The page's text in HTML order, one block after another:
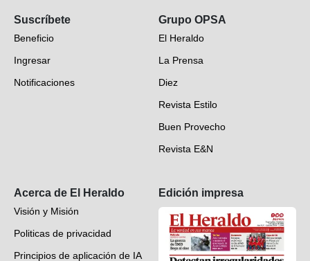
EH Verifica
Fotogalerías
Deportes
Videos
Suscríbete
Beneficio
Ingresar
Notificaciones
Grupo OPSA
El Heraldo
La Prensa
Diez
Revista Estilo
Buen Provecho
Revista E&N
Acerca de El Heraldo
Visión y Misión
Politicas de privacidad
Principios de aplicación de IA
Edición impresa